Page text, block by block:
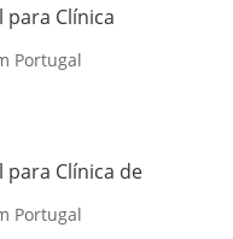
Clínica
Portugal
Clínica de
Portugal